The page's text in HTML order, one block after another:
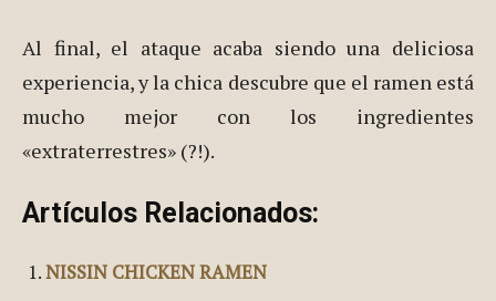
Al final, el ataque acaba siendo una deliciosa
experiencia, y la chica descubre que el ramen está
mucho mejor con los ingredientes
«extraterrestres» (?!).
Artículos Relacionados:
NISSIN CHICKEN RAMEN